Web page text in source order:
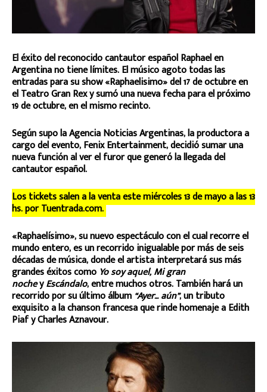
El éxito del reconocido cantautor español Raphael en
Argentina no tiene límites. El músico agoto todas las
entradas para su show «Raphaelisimo» del 17 de octubre en
el Teatro Gran Rex y sumó una nueva fecha para el próximo
19 de octubre, en el mismo recinto.
Según supo la Agencia Noticias Argentinas, la productora a
cargo del evento, Fenix Entertainment, decidió sumar una
nueva función al ver el furor que generó la llegada del
cantautor español.
Los tickets salen a la venta este miércoles 13 de mayo a las 13
hs. por Tuentrada.com.
«Raphaelísimo», su nuevo espectáculo con el cual recorre el
mundo entero, es un recorrido inigualable por más de seis
décadas de música, donde el artista interpretará sus más
grandes éxitos como Yo soy aquel, Mi gran
nocheyEscándalo, entre muchos otros. También hará un
recorrido por su último álbum “Ayer… aún”, un tributo
exquisito a la chanson francesa que rinde homenaje a Edith
Piaf y Charles Aznavour.